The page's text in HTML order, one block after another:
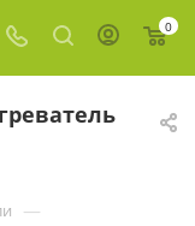
0
—